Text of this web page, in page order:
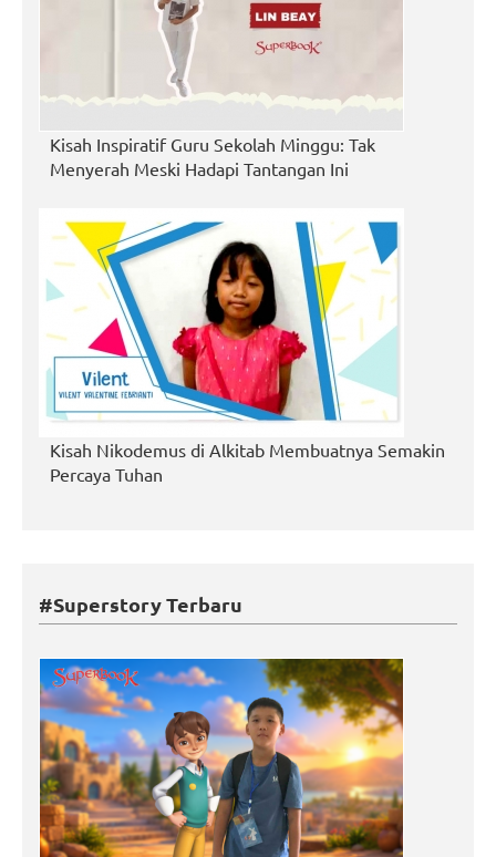
Kisah Inspiratif Guru Sekolah Minggu: Tak
Menyerah Meski Hadapi Tantangan Ini
Kisah Nikodemus di Alkitab Membuatnya Semakin
Percaya Tuhan
#Superstory Terbaru